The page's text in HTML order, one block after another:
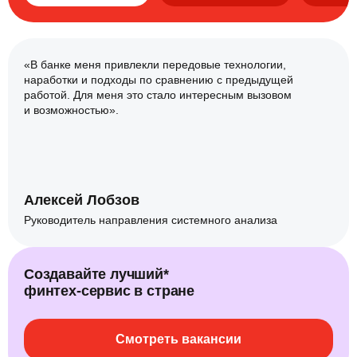
Создавайте лучший*
финтех‑сервис в стране
Смотреть вакансии
«В банке меня привлекли передовые технологии,
наработки и подходы по сравнению с предыдущей
работой. Для меня это стало интересным вызовом
и возможностью».
Алексей Лобзов
Руководитель направления системного анализа